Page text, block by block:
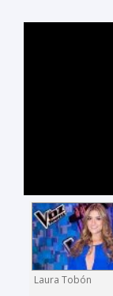
Laura Tobón